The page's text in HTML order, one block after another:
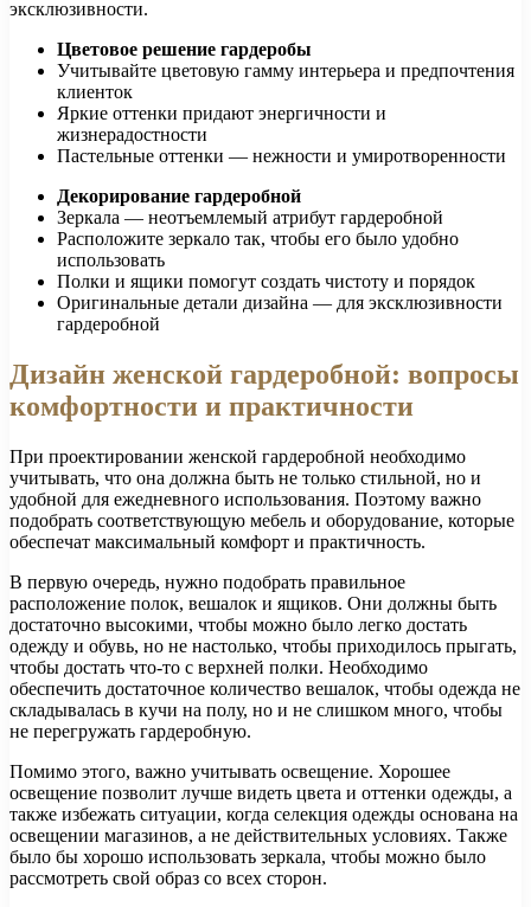
эксклюзивности.
Цветовое решение гардеробы
Учитывайте цветовую гамму интерьера и предпочтения
клиенток
Яркие оттенки придают энергичности и
жизнерадостности
Пастельные оттенки — нежности и умиротворенности
Декорирование гардеробной
Зеркала — неотъемлемый атрибут гардеробной
Расположите зеркало так, чтобы его было удобно
использовать
Полки и ящики помогут создать чистоту и порядок
Оригинальные детали дизайна — для эксклюзивности
гардеробной
Дизайн женской гардеробной: вопросы
комфортности и практичности
При проектировании женской гардеробной необходимо
учитывать, что она должна быть не только стильной, но и
удобной для ежедневного использования. Поэтому важно
подобрать соответствующую мебель и оборудование, которые
обеспечат максимальный комфорт и практичность.
В первую очередь, нужно подобрать правильное
расположение полок, вешалок и ящиков. Они должны быть
достаточно высокими, чтобы можно было легко достать
одежду и обувь, но не настолько, чтобы приходилось прыгать,
чтобы достать что-то с верхней полки. Необходимо
обеспечить достаточное количество вешалок, чтобы одежда не
складывалась в кучи на полу, но и не слишком много, чтобы
не перегружать гардеробную.
Помимо этого, важно учитывать освещение. Хорошее
освещение позволит лучше видеть цвета и оттенки одежды, а
также избежать ситуации, когда селекция одежды основана на
освещении магазинов, а не действительных условиях. Также
было бы хорошо использовать зеркала, чтобы можно было
рассмотреть свой образ со всех сторон.